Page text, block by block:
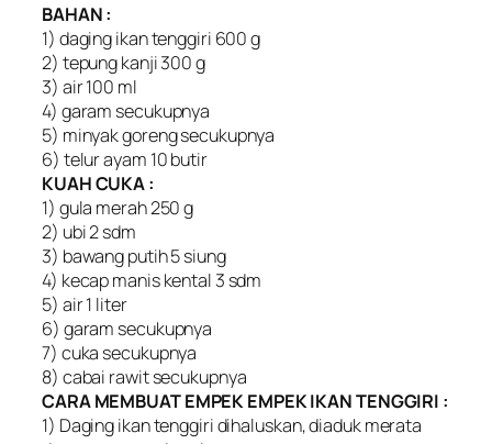
BAHAN :
1) daging ikan tenggiri 600 g
2) tepung kanji 300 g
3) air 100 ml
4) garam secukupnya
5) minyak goreng secukupnya
6) telur ayam 10 butir
KUAH CUKA :
1) gula merah 250 g
2) ubi 2 sdm
3) bawang putih 5 siung
4) kecap manis kental 3 sdm
5) air 1 liter
6) garam secukupnya
7) cuka secukupnya
8) cabai rawit secukupnya
CARA MEMBUAT EMPEK EMPEK IKAN TENGGIRI :
1) Daging ikan tenggiri dihaluskan, diaduk merata